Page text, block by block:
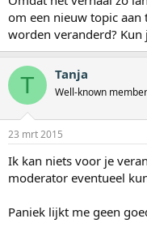
om een nieuw topic aan
worden veranderd? Kun
T Tanja
Well-known member
23 mrt 2015
Ik kan niets voor je
moderator eventueel
Paniek lijkt me geen